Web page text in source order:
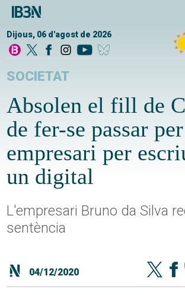
Dijous, 06 d'agost de 2026
SOCIETAT
Absolen el fill de
de fer-se passar
empresari per
un digital
L'empresari Bruno da Silva
sentència
04/12/2020